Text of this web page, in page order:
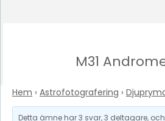
M31
Hem › Astrofotografering ›
Detta ämne har 3 svar, 3 deltagare,